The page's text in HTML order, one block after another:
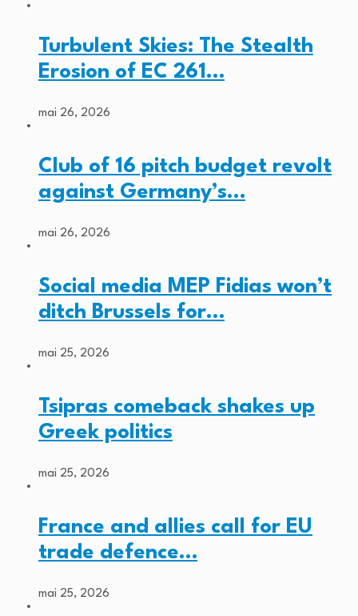
Turbulent Skies: The Stealth
Erosion of EC 261…
mai 26, 2026
Club of 16 pitch budget revolt
against Germany’s…
mai 26, 2026
Social media MEP Fidias won’t
ditch Brussels for…
mai 25, 2026
Tsipras comeback shakes up
Greek politics
mai 25, 2026
France and allies call for EU
trade defence…
mai 25, 2026